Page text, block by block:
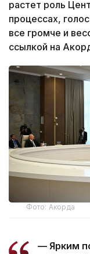
растет роль
процессах,
все громче и
ссылкой на
Фото: Акорда
— Ярким